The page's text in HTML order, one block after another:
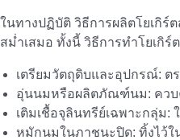
ในทางปฏิบัติ วิธีการผลิตโยเกิ
สม่ำเสมอ ทั้งนี้ วิธีการทำโยเ
เตรียมวัตถุดิบและอุปกรณ์:
อุ่นนมหรือผลิตภัณฑ์นม: ควบ
เติมเชื้อจุลินทรีย์เฉพาะกลุ่ม:
หมักนมในภาชนะปิด: ทิ้งไว้ใ